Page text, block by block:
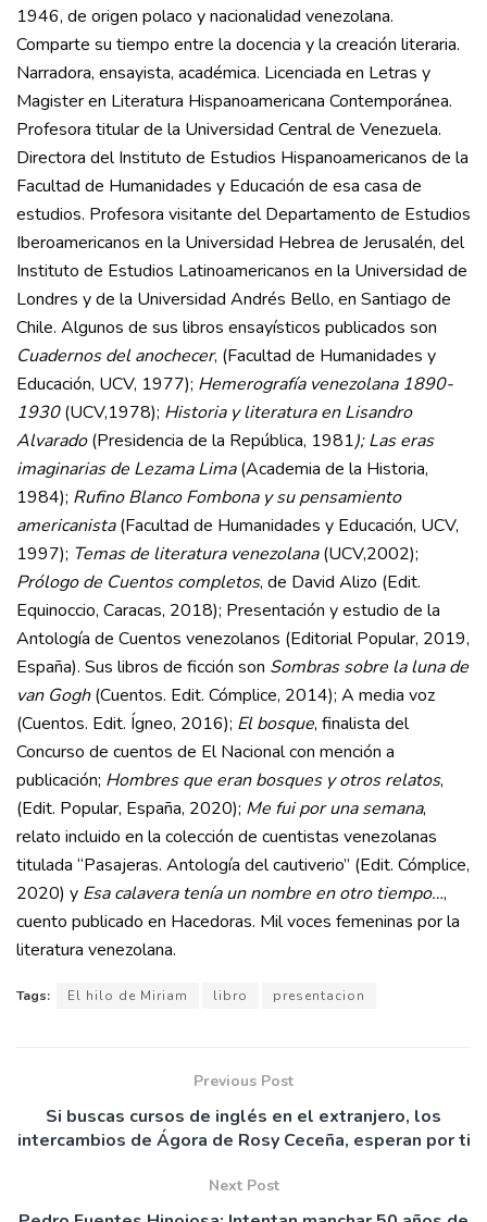
1946, de origen polaco y nacionalidad venezolana.
Comparte su tiempo entre la docencia y la creación literaria.
Narradora, ensayista, académica. Licenciada en Letras y
Magister en Literatura Hispanoamericana Contemporánea.
Profesora titular de la Universidad Central de Venezuela.
Directora del Instituto de Estudios Hispanoamericanos de la
Facultad de Humanidades y Educación de esa casa de
estudios. Profesora visitante del Departamento de Estudios
Iberoamericanos en la Universidad Hebrea de Jerusalén, del
Instituto de Estudios Latinoamericanos en la Universidad de
Londres y de la Universidad Andrés Bello, en Santiago de
Chile. Algunos de sus libros ensayísticos publicados son
Cuadernos del anochecer, (Facultad de Humanidades y
Educación, UCV, 1977); Hemerografía venezolana 1890-
1930(UCV,1978); Historia y literatura en Lisandro
Alvarado(Presidencia de la República, 1981); Las eras
imaginarias de Lezama Lima(Academia de la Historia,
1984); Rufino Blanco Fombona y su pensamiento
americanista(Facultad de Humanidades y Educación, UCV,
1997); Temas de literatura venezolana(UCV,2002);
Prólogo de Cuentos completos, de David Alizo (Edit.
Equinoccio, Caracas, 2018); Presentación y estudio de la
Antología de Cuentos venezolanos (Editorial Popular, 2019,
España). Sus libros de ficción son Sombras sobre la luna de
van Gogh(Cuentos. Edit. Cómplice, 2014); A media voz
(Cuentos. Edit. Ígneo, 2016); El bosque, finalista del
Concurso de cuentos de El Nacional con mención a
publicación; Hombres que eran bosques y otros relatos,
(Edit. Popular, España, 2020); Me fui por una semana,
relato incluido en la colección de cuentistas venezolanas
titulada “Pasajeras. Antología del cautiverio” (Edit. Cómplice,
2020) y Esa calavera tenía un nombre en otro tiempo…,
cuento publicado en Hacedoras. Mil voces femeninas por la
literatura venezolana.
Tags: El hilo de Miriam libro presentacion
Previous Post
Si buscas cursos de inglés en el extranjero, los
intercambios de Ágora de Rosy Ceceña, esperan por ti
Next Post